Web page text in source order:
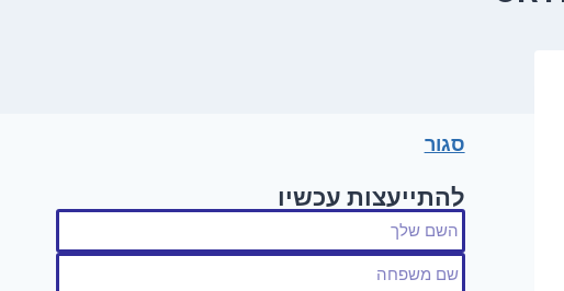
סגור
להתייעצות עכשיו